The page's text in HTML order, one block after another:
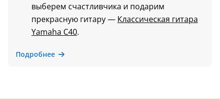
выберем счастливчика и подарим
прекрасную гитару — Классическая гитара
Yamaha C40.
Подробнее